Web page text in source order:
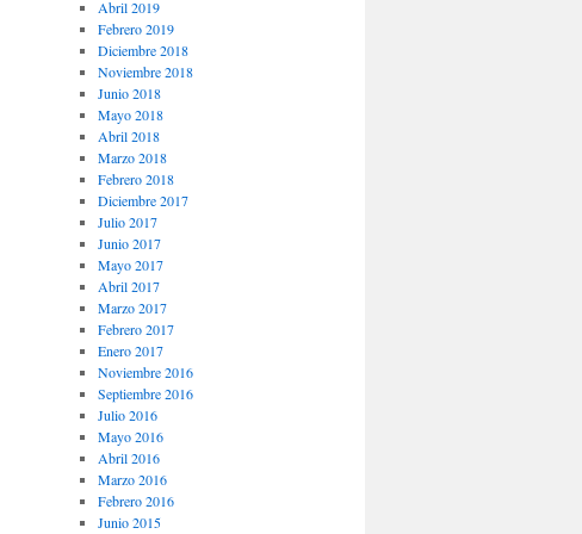
Abril 2019
Febrero 2019
Diciembre 2018
Noviembre 2018
Junio 2018
Mayo 2018
Abril 2018
Marzo 2018
Febrero 2018
Diciembre 2017
Julio 2017
Junio 2017
Mayo 2017
Abril 2017
Marzo 2017
Febrero 2017
Enero 2017
Noviembre 2016
Septiembre 2016
Julio 2016
Mayo 2016
Abril 2016
Marzo 2016
Febrero 2016
Junio 2015